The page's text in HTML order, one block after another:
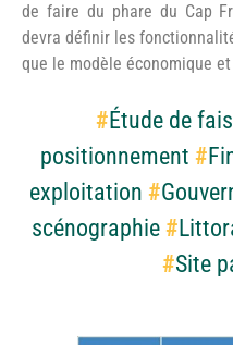
de faire du phare du Cap
devra définir les
que le modèle économique
#Étude de
positionnement #
exploitation #
scénographie#
#Site